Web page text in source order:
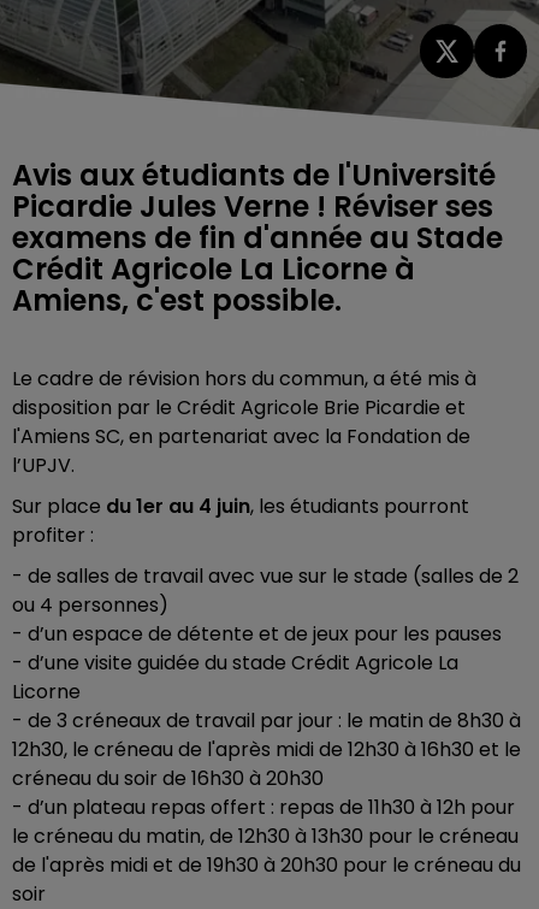
Avis aux étudiants de l'Université
Picardie Jules Verne ! Réviser ses
examens de fin d'année au Stade
Crédit Agricole La Licorne à
Amiens, c'est possible.
Le cadre de révision hors du commun, a été mis à
disposition par le Crédit Agricole Brie Picardie et
l'Amiens SC, en partenariat avec la Fondation de
l’UPJV.
Sur place du 1er au 4 juin, les étudiants pourront
profiter :
- de salles de travail avec vue sur le stade (salles de 2
ou 4 personnes)
- d’un espace de détente et de jeux pour les pauses
- d’une visite guidée du stade Crédit Agricole La
Licorne
- de 3 créneaux de travail par jour : le matin de 8h30 à
12h30, le créneau de l'après midi de 12h30 à 16h30 et le
créneau du soir de 16h30 à 20h30
- d’un plateau repas offert : repas de 11h30 à 12h pour
le créneau du matin, de 12h30 à 13h30 pour le créneau
de l'après midi et de 19h30 à 20h30 pour le créneau du
soir